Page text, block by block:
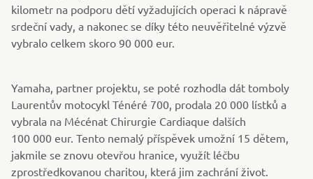
kilometr na podporu dětí vyžadujících operaci k nápravě
srdeční vady, a nakonec se díky této neuvěřitelné výzvě
vybralo celkem skoro 90 000 eur.
Yamaha, partner projektu, se poté rozhodla dát tomboly
Laurentův motocykl Ténéré 700, prodala 20 000 lístků a
vybrala na Mécénat Chirurgie Cardiaque dalších
100 000 eur. Tento nemalý příspěvek umožní 15 dětem,
jakmile se znovu otevřou hranice, využít léčbu
zprostředkovanou charitou, která jim zachrání život.